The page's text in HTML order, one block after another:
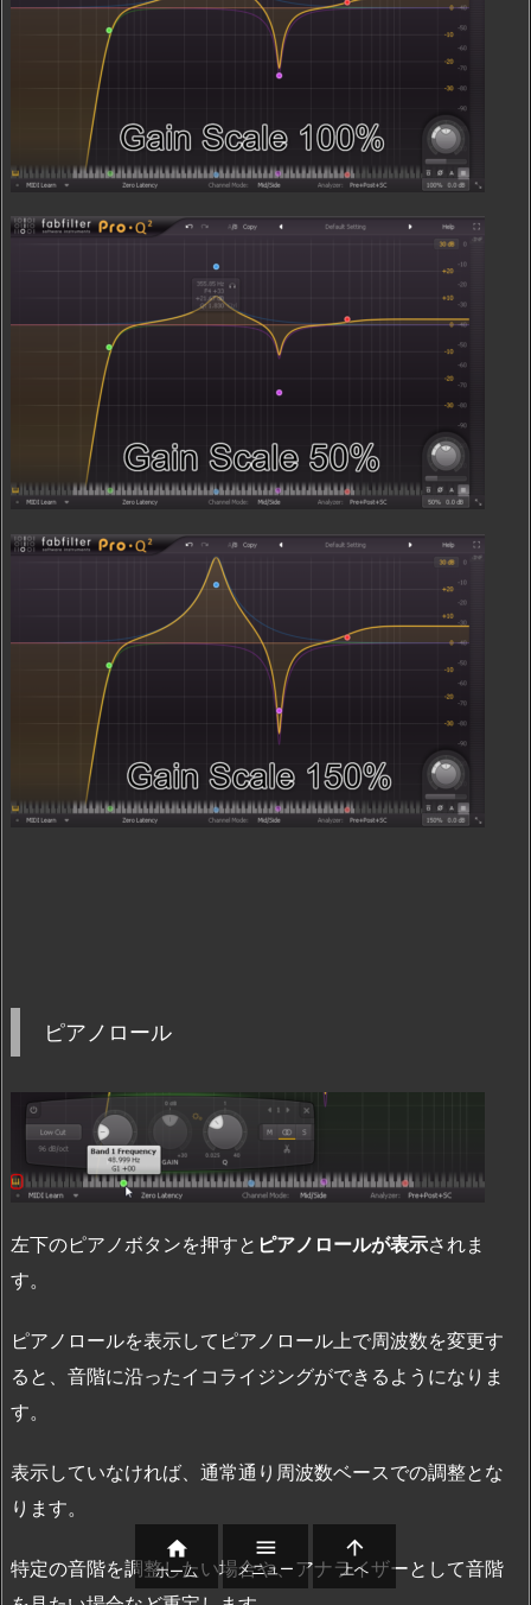
ピアノロール
左下のピアノボタンを押すと ピアノロールが表示されま
す。
ピアノロールを表示してピアノロール上で周波数を変更す
ると、音階に沿ったイコライジングができるようになりま
す。
表示していなければ、通常通り周波数ベースでの調整とな
ります。
特定の音階を調整したい場合や、アナライザーとして音階

ホーム

メニュー

上へ